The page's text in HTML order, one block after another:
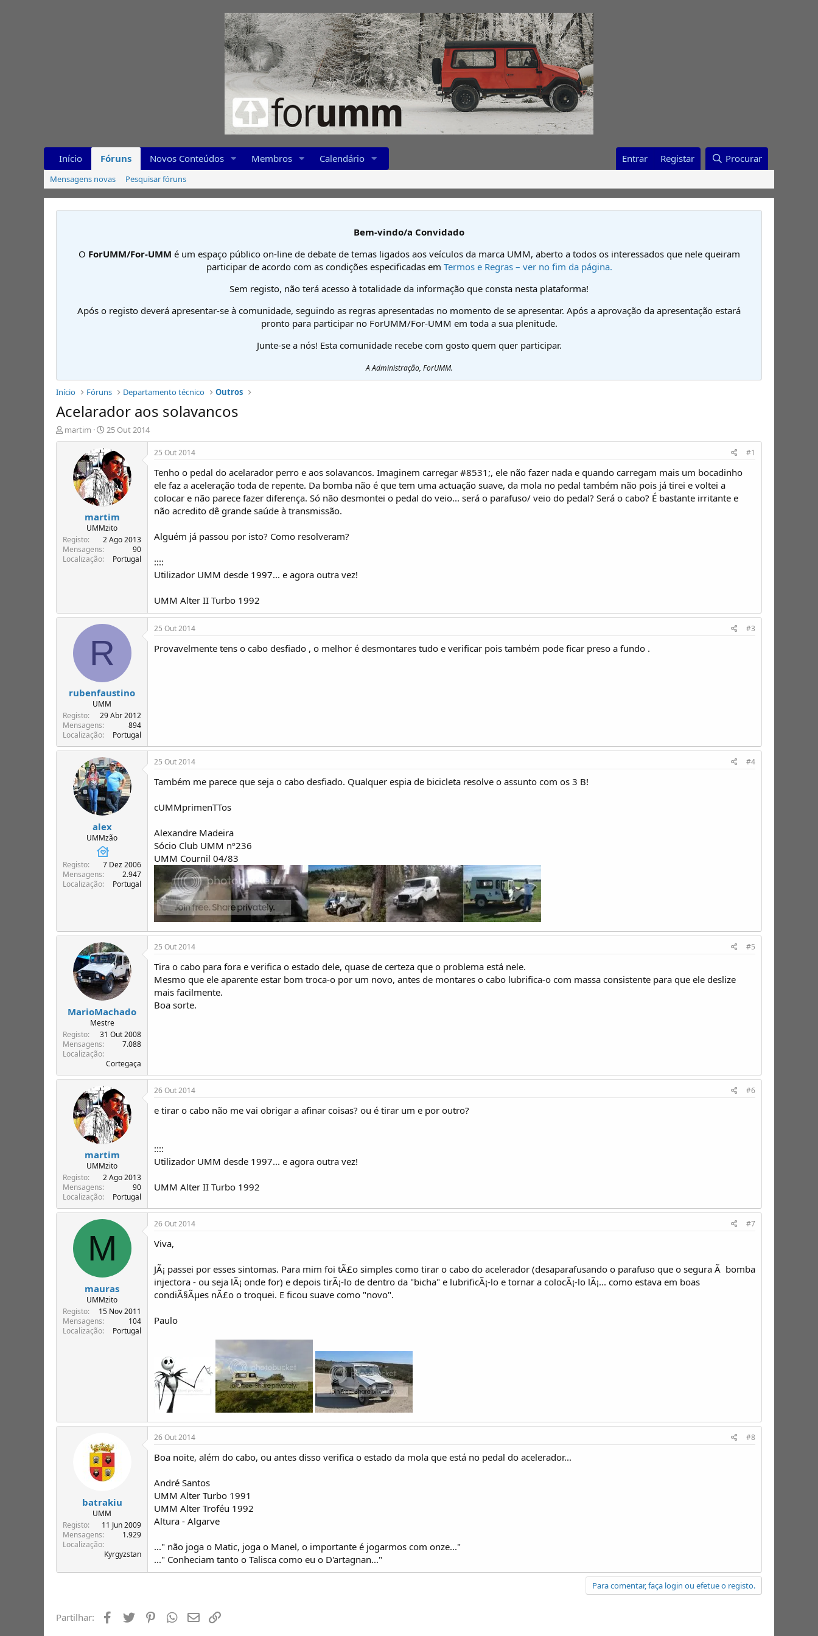
Início Fóruns Novos Conteúdos Membros Calendário Entrar Registar Procurar
Mensagens novas Pesquisar fóruns
Bem-vindo/a Convidado
O ForUMM/For-UMM é um espaço público on-line de debate de temas ligados aos veículos da marca UMM, aberto a todos os interessados que nele queiram
participar de acordo com as condições especificadas em Termos e Regras – ver no fim da página.
Sem registo, não terá acesso à totalidade da informação que consta nesta plataforma!
Após o registo deverá apresentar-se à comunidade, seguindo as regras apresentadas no momento de se apresentar. Após a aprovação da apresentação estará
pronto para participar no ForUMM/For-UMM em toda a sua plenitude.
Junte-se a nós! Esta comunidade recebe com gosto quem quer participar.
A Administração, ForUMM.
Início Fóruns Departamento técnico Outros
Acelarador aos solavancos
I
n
e
T
ó
s
martim
D
a
t
a
d
e
i
n
í
c
i
25 Out 2014
martim
UMMzito
Registo
2 Ago 2013
Mensagens
90
Localização
Portugal
25 Out 2014 #1
Tenho o pedal do acelarador perro e aos solavancos. Imaginem carregar #8531;, ele não fazer nada e quando carregam mais um bocadinho
ele faz a aceleração toda de repente. Da bomba não é que tem uma actuação suave, da mola no pedal também não pois já tirei e voltei a
colocar e não parece fazer diferença. Só não desmontei o pedal do veio... será o parafuso/ veio do pedal? Será o cabo? É bastante irritante e
não acredito dê grande saúde à transmissão.
Alguém já passou por isto? Como resolveram?
::::
Utilizador UMM desde 1997... e agora outra vez!
UMM Alter II Turbo 1992
R
rubenfaustino
UMM
Registo
29 Abr 2012
Mensagens
894
Localização
Portugal
25 Out 2014 #3
Provavelmente tens o cabo desfiado , o melhor é desmontares tudo e verificar pois também pode ficar preso a fundo .
alex
UMMzão
Registo
7 Dez 2006
Mensagens
2.947
Localização
Portugal
25 Out 2014 #4
Também me parece que seja o cabo desfiado. Qualquer espia de bicicleta resolve o assunto com os 3 B!
cUMMprimenTTos
Alexandre Madeira
Sócio Club UMM nº236
UMM Cournil 04/83
MarioMachado
Mestre
Registo
31 Out 2008
Mensagens
7.088
Localização
Cortegaça
25 Out 2014 #5
Tira o cabo para fora e verifica o estado dele, quase de certeza que o problema está nele.
Mesmo que ele aparente estar bom troca-o por um novo, antes de montares o cabo lubrifica-o com massa consistente para que ele deslize
mais facilmente.
Boa sorte.
martim
UMMzito
Registo
2 Ago 2013
Mensagens
90
Localização
Portugal
26 Out 2014 #6
e tirar o cabo não me vai obrigar a afinar coisas? ou é tirar um e por outro?
::::
Utilizador UMM desde 1997... e agora outra vez!
UMM Alter II Turbo 1992
M
mauras
UMMzito
Registo
15 Nov 2011
Mensagens
104
Localização
Portugal
26 Out 2014 #7
Viva,
JÃ¡ passei por esses sintomas. Para mim foi tÃ£o simples como tirar o cabo do acelerador (desaparafusando o parafuso que o segura Ã bomba
injectora - ou seja lÃ¡ onde for) e depois tirÃ¡-lo de dentro da "bicha" e lubrificÃ¡-lo e tornar a colocÃ¡-lo lÃ¡... como estava em boas
condiÃ§Ãµes nÃ£o o troquei. E ficou suave como "novo".
Paulo
batrakiu
UMM
Registo
11 Jun 2009
Mensagens
1.929
Localização
Kyrgyzstan
26 Out 2014 #8
Boa noite, além do cabo, ou antes disso verifica o estado da mola que está no pedal do acelerador...
André Santos
UMM Alter Turbo 1991
UMM Alter Troféu 1992
Altura - Algarve
..." não joga o Matic, joga o Manel, o importante é jogarmos com onze..."
..." Conheciam tanto o Talisca como eu o D'artagnan..."
Para comentar, faça login ou efetue o registo.
Partilhar: Facebook
Twitter PinterestWhatsapp
Email